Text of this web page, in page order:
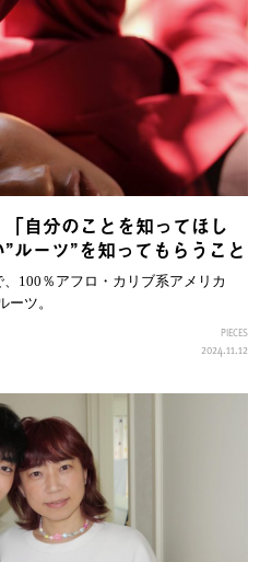
自分のことを知ってほし
ルーツ”を知ってもらうこと
100％アフロ・カリブ系アメリカ
ーツ。
PIECES
2024.11.12